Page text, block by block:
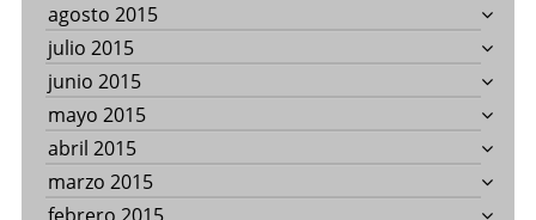
agosto 2015
julio 2015
junio 2015
mayo 2015
abril 2015
marzo 2015